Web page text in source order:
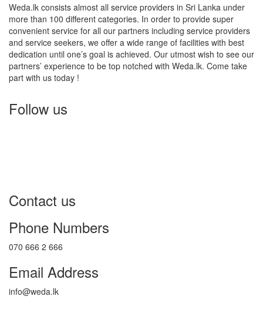
Weda.lk consists almost all service providers in Sri Lanka under
more than 100 different categories. In order to provide super
convenient service for all our partners including service providers
and service seekers, we offer a wide range of facilities with best
dedication until one’s goal is achieved. Our utmost wish to see our
partners’ experience to be top notched with Weda.lk. Come take
part with us today !
Follow us
Contact us
Phone Numbers
070 666 2 666
Email Address
info@weda.lk